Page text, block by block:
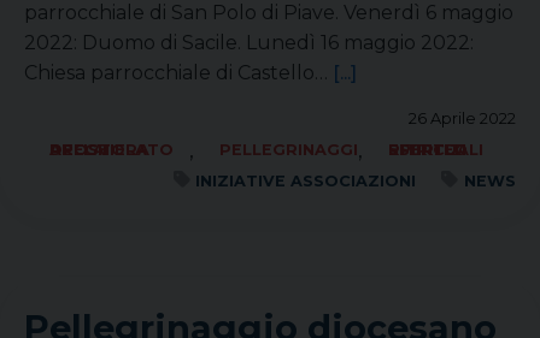
parrocchiale di San Polo di Piave. Venerdì 6 maggio
2022: Duomo di Sacile. Lunedì 16 maggio 2022:
Chiesa parrocchiale di Castello… [...]
26 Aprile 2022
APOSTOLATO DELLA PREGHIERA
, PELLEGRINAGGI,
RITIRI ED ESERCIZI SPIRITUALI
INIZIATIVE ASSOCIAZIONI
NEWS
Pellegrinaggio diocesano